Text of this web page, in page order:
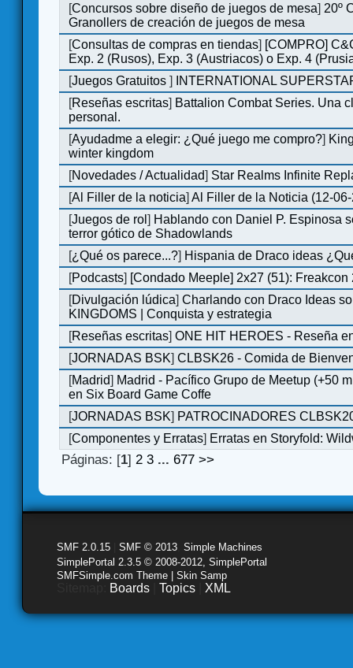
[Concursos sobre diseño de juegos de mesa] 20º
Granollers de creación de juegos de mesa
[Consultas de compras en tiendas] [COMPRO]
Exp. 2 (Rusos), Exp. 3 (Austriacos) o Exp. 4
[Juegos Gratuitos]
INTERNATIONAL
[Reseñas escritas] Battalion Combat Series. Una
personal.
[Ayudadme a elegir: ¿Qué juego me compro?]
winter kingdom
[Novedades / Actualidad] Star Realms Infinite
[Al Filler de la noticia]Al Filler de la Noticia (12-
[Juegos de rol] Hablando con Daniel P. Espinosa
terror gótico de Shadowlands
[¿Qué os parece...?] Hispania de Draco ideas
[Podcasts] [Condado Meeple] 2x27 (51): Freakcon
[Divulgación lúdica]Charlando con Draco Ideas
KINGDOMS | Conquista y estrategia
[Reseñas escritas]ONE HIT HEROES - Reseña
[JORNADAS BSK]CLBSK26 - Comida de
[Madrid] Madrid - Pacífico Grupo de Meetup (+50
en Six Board Game Coffe
[JORNADAS BSK] PATROCINADORES
[Componentes y Erratas] Erratas en Storyfold:
Páginas: [1]2 3 ...677 >>
SMF 2.0.15 SMF © 2013 Simple Machines
SimplePortal 2.3.5 © 2008-2012, SimplePortal
SMFSimple.com Theme | Skin Samp
Boards Topics XML